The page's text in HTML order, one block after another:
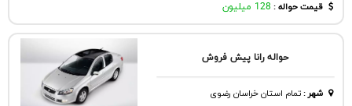
قیمت حواله : 128 میلیون
حواله رانا پیش فروش
شهر:تمام استان خراسان رضوی